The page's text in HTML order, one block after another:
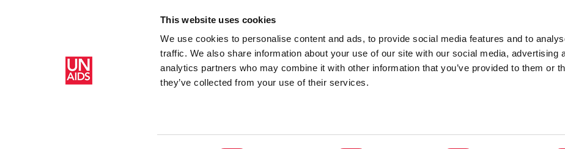
This website uses cookies
We use cookies to personalise content and ads, to provide social media features and to
traffic. We also share information about your use of our site with our social media, advertising
analytics partners who may combine it with other information that you’ve provided to them or
they’ve collected from your use of their services.
Ressources - En savoir plus sur le travail de l’ONUSIDA Cliquez ici pour accéder aux reportages, vidéos, publications, infographies,